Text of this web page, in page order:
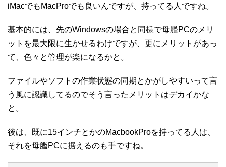
iMacでもMacProでも良いんですが、持ってる人ですね。
基本的には、先のWindowsの場合と同様で母艦PCのメリ
ットを最大限に生かせるわけですが、更にメリットがあっ
て、色々と管理が楽になるかと。
ファイルやソフトの作業状態の同期とかがしやすいって言
う風に認識してるのでそう言ったメリットはデカイかな
と。
後は、既に15インチとかのMacbookProを持ってる人は、
それを母艦PCに据えるのも手ですね。